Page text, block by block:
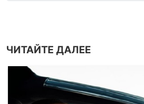
ЧИТАЙТЕ ДАЛЕЕ